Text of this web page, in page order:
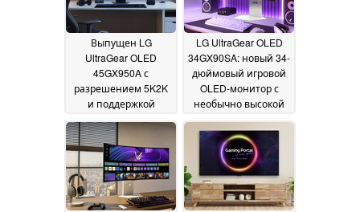
Выпущен LG
UltraGear OLED
45GX950A с
разрешением 5K2K
и поддержкой
26
February 2025
LG UltraGear OLED
34GX90SA: новый 34-
дюймовый игровой
OLED-монитор с
необычно высокой
26 February 2025